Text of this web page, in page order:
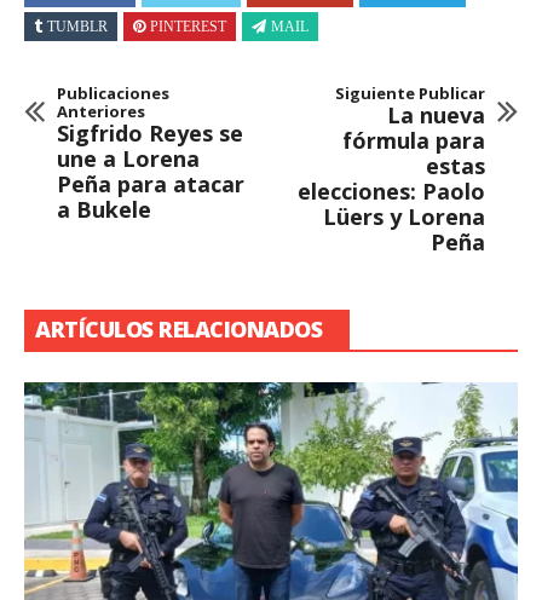
TUMBLR
PINTEREST MAIL
Publicaciones
Anteriores
Sigfrido Reyes se
une a Lorena
Peña para atacar
a Bukele
Siguiente Publicar
La nueva
fórmula para
estas
elecciones: Paolo
Lüers y Lorena
Peña
ARTÍCULOS RELACIONADOS